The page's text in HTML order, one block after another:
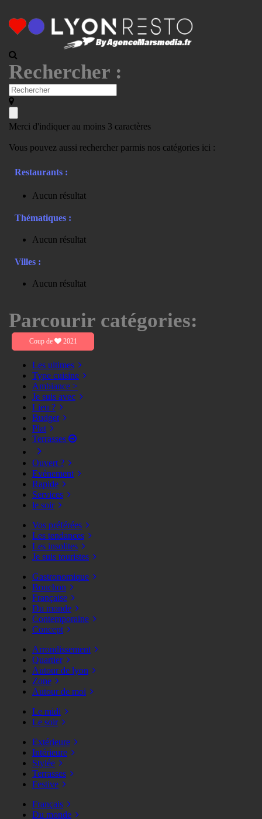
Rechercher :
Merci d'indiquer au moins 3 caractères
Vous pouvez aussi rechercher parmis nos catégories ici :
Restaurants :
Aucun résultat
Thématiques :
Aucun résultat
Villes :
Aucun résultat
Parcourir catégories:
Coup de 2021
Les ultimes
Type cuisine
Ambiance >
Je suis avec
Lieu ?
Budget
Plat
Terrasses
Ouvert ?
Evènement
Rapide
Services
le soir
Vos préférées
Les tendances
Les insolites
Je suis touristes
Gastronomique
Bouchon
Française
Du monde
Contemporaine
Concept
Arrondissement
Quartier
Autour de lyon
Zone
Autour de moi
Le midi
Le soir
Extérieure
Intérieure
Stylée
Terrasses
Festive
Français
Du monde